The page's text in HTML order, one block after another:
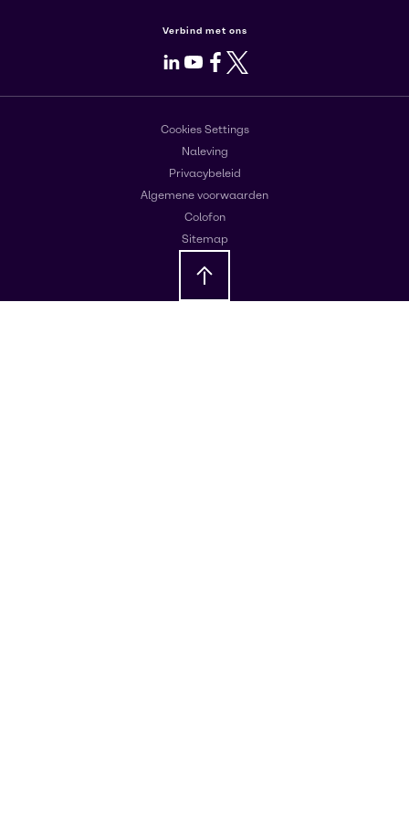
Verbind met ons
LinkedIn
Youtube
Facebook
X
Cookies Settings
Naleving
Privacybeleid
Algemene voorwaarden
Colofon
Sitemap